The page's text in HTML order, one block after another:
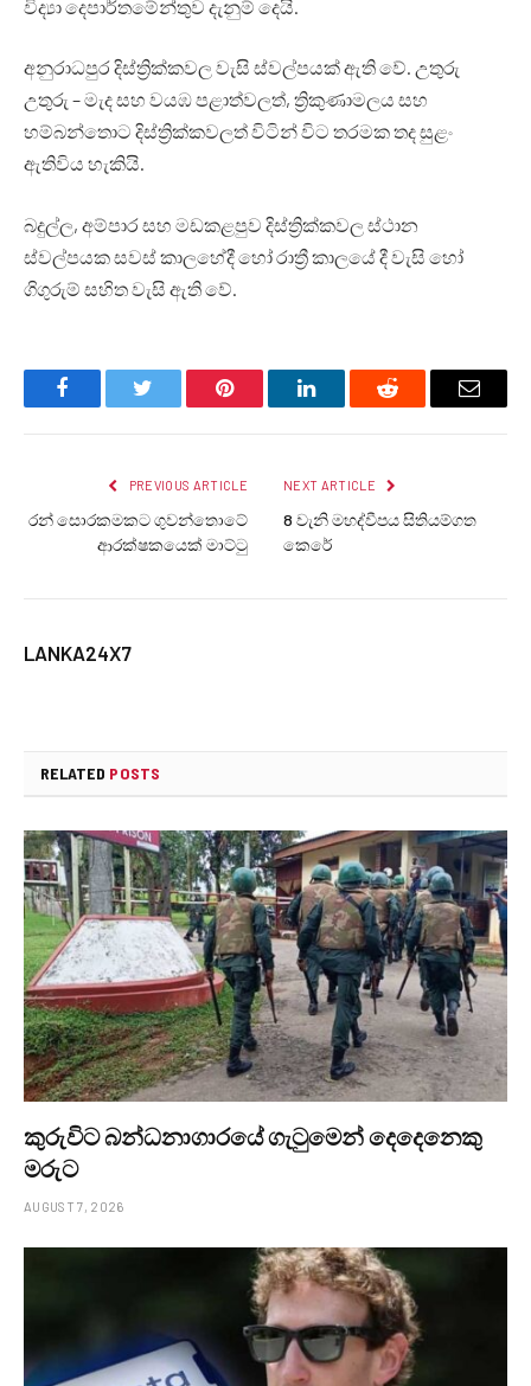
විද්‍යා දෙපාර්තමේන්තුව දැනුම් දෙයි.
අනුරාධපුර දිස්ත්‍රික්කවල වැසි ස්වල්පයක් ඇති වේ. උතුරු
උතුරු – මැද සහ වයඹ පළාත්වලත්, ත්‍රිකුණාමලය සහ
හම්බන්තොට දිස්ත්‍රික්කවලත් විටින් විට තරමක තද සුළං
ඇතිවිය හැකියි.
බදුල්ල, අම්පාර සහ මඩකළපුව දිස්ත්‍රික්කවල ස්ථාන
ස්වල්පයක සවස් කාලහේදී හෝ රාත්‍රී කාලයේ දී වැසි හෝ
ගිගුරුම් සහිත වැසි ඇති වේ.
FacebookTwitter Pinterest LinkedInReddit Email
PREVIOUS ARTICLE
රන් සොරකමකට ගුවන්තොටේ
ආරක්ෂකයෙක් මාට්ටු
NEXT ARTICLE
8 වැනි මහද්වීපය සිතියම්ගත
කෙරේ
LANKA24X7
RELATED POSTS
කුරුවිට බන්ධනාගාරයේ ගැටුමෙන් දෙදෙනෙකු
මරුට
AUGUST 7, 2026